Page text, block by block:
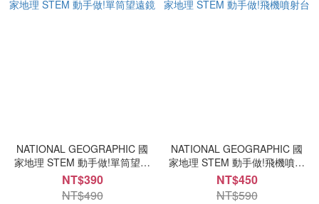
NATIONAL GEOGRAPHIC 國
家地理 STEM 動手做!單筒望遠
鏡
NT$390
NT$490
NATIONAL GEOGRAPHIC 國
家地理 STEM 動手做!飛機噴射
台
NT$450
NT$590